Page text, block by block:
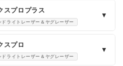
スプロプラス
ドライトレーザー＆ヤグレーザー
▼
スプロ
ドライトレーザー＆ヤグレーザー
▼